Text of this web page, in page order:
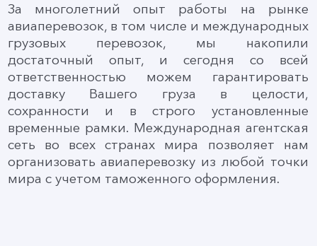
За многолетний опыт работы на рынке
авиаперевозок, в том числе и международных
грузовых перевозок, мы накопили
достаточный опыт, и сегодня со всей
ответственностью можем гарантировать
доставку Вашего груза в целости,
сохранности и в строго установленные
временные рамки. Международная агентская
сеть во всех странах мира позволяет нам
организовать авиаперевозку из любой точки
мира с учетом таможенного оформления.